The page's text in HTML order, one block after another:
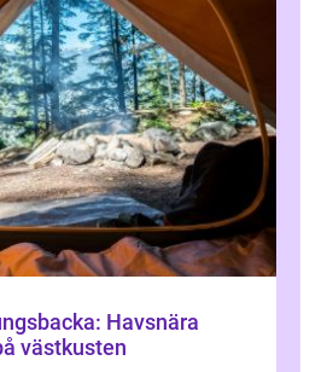
Havsnära
västkusten